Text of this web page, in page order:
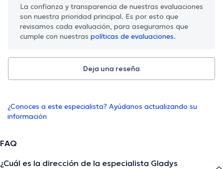
La confianza y transparencia de nuestras evaluaciones
son nuestra prioridad principal. Es por esto que
revisamos cada evaluación, para asegurarnos que
cumple con nuestras políticas de evaluaciones.
Deja una reseña
¿Conoces a este especialista? Ayúdanos actualizando su
información
FAQ
¿Cuál es la dirección de la especialista Gladys